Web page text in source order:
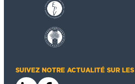
SUIVEZ NOTRE ACTUALITÉ SUR